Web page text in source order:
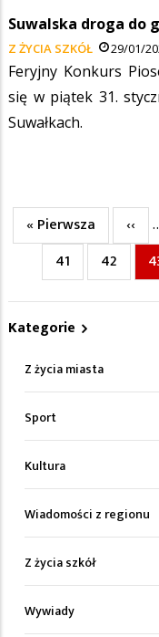
Suwalska droga do
Z ŻYCIA SZKÓŁ 29/01/
Feryjny Konkurs
się w piątek 31.
Suwałkach.
Stronicowanie
Pierwsza
strona
« Pierwsza ‹‹
Page
41 Page
42
Kategorie
Z życia miasta
Sport
Kultura
Wiadomości z regionu
Z życia szkół
Wywiady